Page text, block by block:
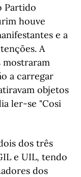
Partido
houve
e a
A
mostraram
a carregar
objetos
ler-se "Cosi
dos três
e UIL, tendo
dos